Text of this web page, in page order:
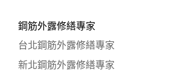
鋼筋外露修繕專家
台北鋼筋外露修繕專家
新北鋼筋外露修繕專家